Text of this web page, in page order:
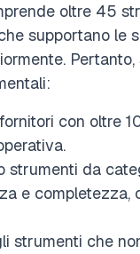
oltre 45
supportano le
con oltre
strumenti da
e completezza,
strumenti che